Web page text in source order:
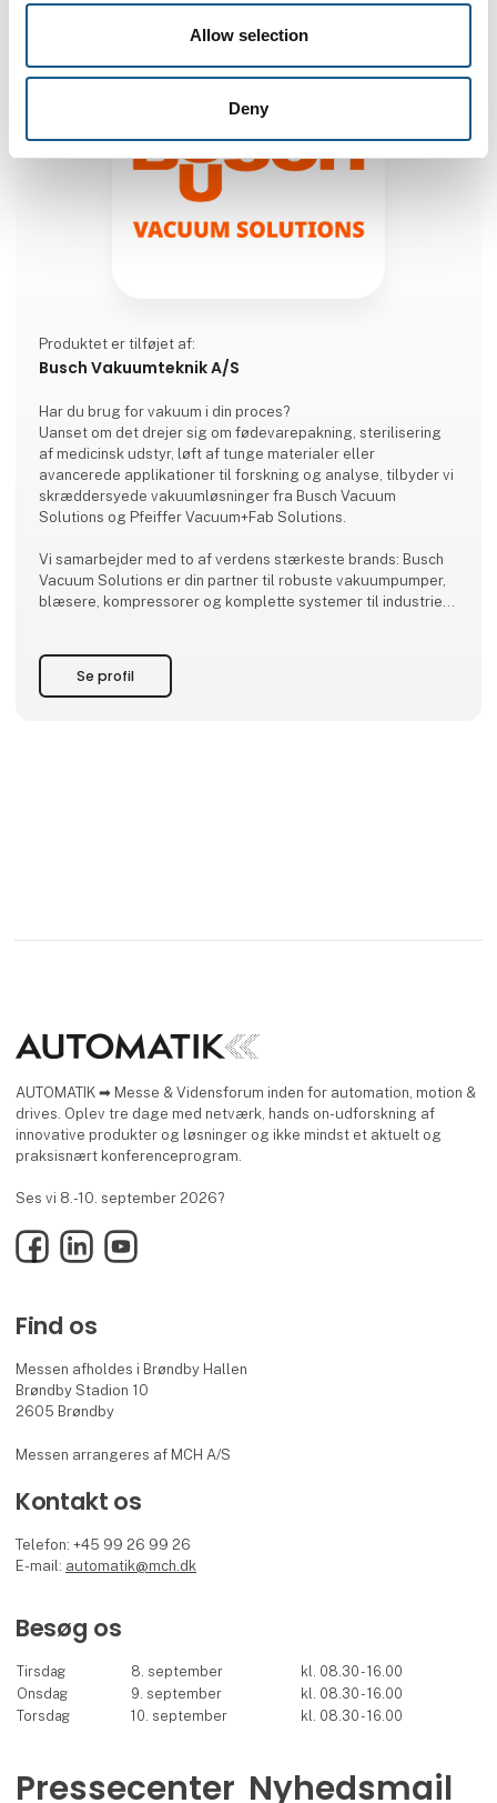
Allow selection
Deny
Produktet er tilføjet af:
Busch Vakuumteknik A/S
Har du brug for vakuum i din proces?
Uanset om det drejer sig om fødevarepakning, sterilisering
af medicinsk udstyr, løft af tunge materialer eller
avancerede applikationer til forskning og analyse, tilbyder vi
skræddersyede vakuumløsninger fra Busch Vacuum
Solutions og Pfeiffer Vacuum+Fab Solutions.
Vi samarbejder med to af verdens stærkeste brands: Busch
Vacuum Solutions er din partner til robuste vakuumpumper,
blæsere, kompressorer og komplette systemer til industrien.
lækagedetektion
Se profil
AUTOMATIK ➡ Messe & Vidensforum inden for automation, motion &
drives. Oplev tre dage med netværk, hands on-udforskning af
innovative produkter og løsninger og ikke mindst et aktuelt og
praksisnært konferenceprogram.
Ses vi 8.-10. september 2026?
FacebookLinkedInYouTube
Find os
Messen afholdes i Brøndby Hallen
Brøndby Stadion 10
2605 Brøndby
Messen arrangeres af MCH A/S
Kontakt os
Telefon: +45 99 26 99 26
E-mail: automatik@mch.dk
Besøg os
Tirsdag 8. september
kl. 08.30 - 16.00
Onsdag
9. september
kl. 08.30 - 16.00
Torsdag
10. september kl. 08.30 - 16.00
Pressecenter Nyhedsmail